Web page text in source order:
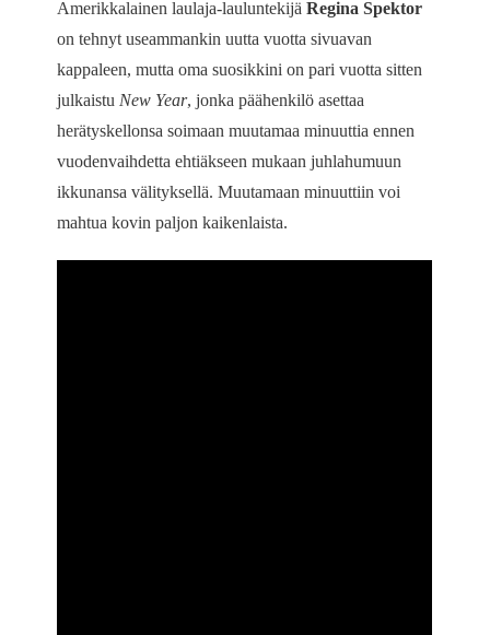
Amerikkalainen laulaja-lauluntekijäRegina Spektor
on tehnyt useammankin uutta vuotta sivuavan
kappaleen, mutta oma suosikkini on pari vuotta sitten
julkaistu New Year, jonka päähenkilö asettaa
herätyskellonsa soimaan muutamaa minuuttia ennen
vuodenvaihdetta ehtiäkseen mukaan juhlahumuun
ikkunansa välityksellä. Muutamaan minuuttiin voi
mahtua kovin paljon kaikenlaista.